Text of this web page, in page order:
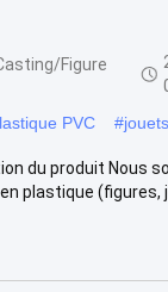
Figure
PVC #
du produit Nous
plastique (figures,